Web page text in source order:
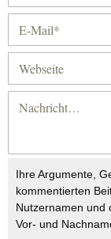
Ihre Argumente,
kommentierten
Nutzernamen und
Vor- und